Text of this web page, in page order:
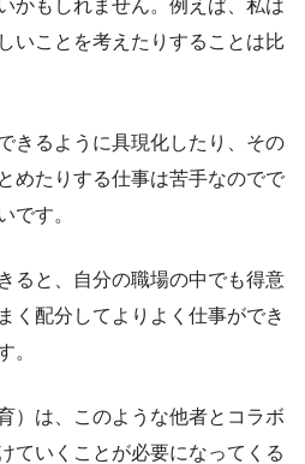
かもしれません。例えば、私は
いことを考えたりすることは比
きるように具現化したり、その
めたりする仕事は苦手なのでで
です。
ると、自分の職場の中でも得意
く配分してよりよく仕事ができ
。
）は、このような他者とコラボ
ていくことが必要になってくる